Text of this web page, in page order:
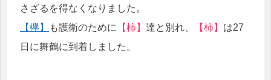
さざるを得なくなりました。
【欅】
も護衛のために 【柿】 達と別れ、 【柿】 は27
日に舞鶴に到着しました。